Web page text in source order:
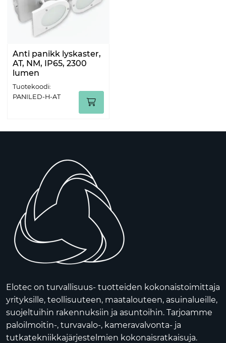
Anti panikk lyskaster,
AT, NM, IP65, 2300
lumen
Tuotekoodi:
PANILED-H-AT
Elotec on turvallisuus- tuotteiden kokonaistoimittaja
yrityksille, teollisuuteen, maatalouteen, asuinalueille,
suojeltuihin rakennuksiin ja asuntoihin. Tarjoamme
paloilmoitin-, turvavalo-, kameravalvonta- ja
tutkatekniikkajärjestelmien kokonaisratkaisuja.